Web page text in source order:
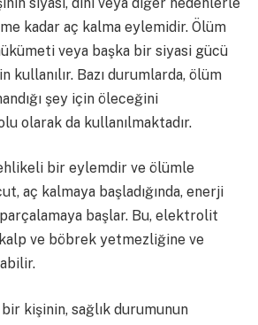
kadar aç kalma eylemidir. Ölüm
veya başka bir siyasi gücü
Bazı durumlarda, ölüm
şey için öleceğini
olarak da kullanılmaktadır.
bir eylemdir ve ölümle
aç kalmaya başladığında, enerji
başlar. Bu, elektrolit
ve böbrek yetmezliğine ve
kişinin, sağlık durumunun